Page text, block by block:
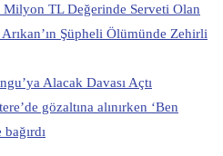
TL Değerinde Serveti Olan
Şüpheli Ölümünde Zehirli
Alacak Davası Açtı
gözaltına alınırken ‘Ben